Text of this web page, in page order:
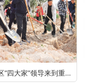
黔江区“四大家”领导来到重庆69畜牧正阳工业园区基地参加2022年全民义务植树活动